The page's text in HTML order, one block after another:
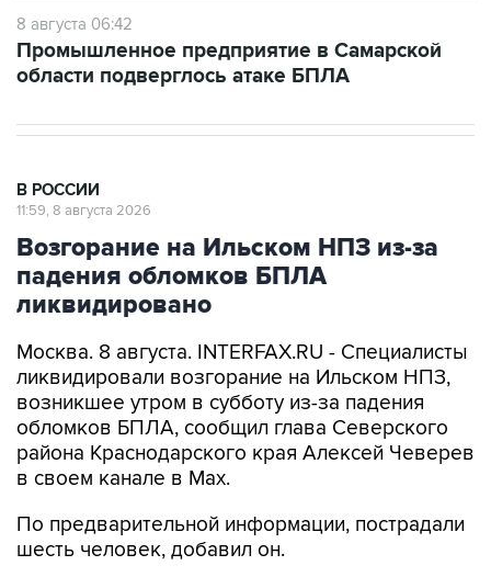
8 августа 06:42
Промышленное предприятие в Самарской
области подверглось атаке БПЛА
В РОССИИ
11:59, 8 августа 2026
Возгорание на Ильском НПЗ из-за
падения обломков БПЛА
ликвидировано
Москва. 8 августа. INTERFAX.RU - Специалисты
ликвидировали возгорание на Ильском НПЗ,
возникшее утром в субботу из-за падения
обломков БПЛА, сообщил глава Северского
района Краснодарского края Алексей Чеверев
в своем канале в Max.
По предварительной информации, пострадали
шесть человек, добавил он.